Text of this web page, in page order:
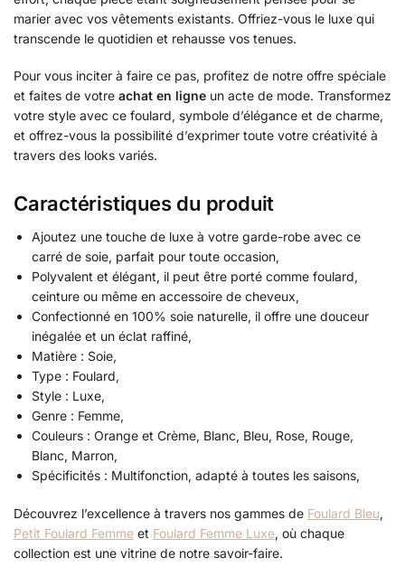
marier avec vos vêtements existants. Offriez-vous le luxe qui
transcende le quotidien et rehausse vos tenues.
Pour vous inciter à faire ce pas, profitez de notre offre spéciale
et faites de votre achat en ligne un acte de mode. Transformez
votre style avec ce foulard, symbole d’élégance et de charme,
et offrez-vous la possibilité d’exprimer toute votre créativité à
travers des looks variés.
Caractéristiques du produit
Ajoutez une touche de luxe à votre garde-robe avec ce
carré de soie, parfait pour toute occasion,
Polyvalent et élégant, il peut être porté comme foulard,
ceinture ou même en accessoire de cheveux,
Confectionné en 100% soie naturelle, il offre une douceur
inégalée et un éclat raffiné,
Matière : Soie,
Type : Foulard,
Style : Luxe,
Genre : Femme,
Couleurs : Orange et Crème, Blanc, Bleu, Rose, Rouge,
Blanc, Marron,
Spécificités : Multifonction, adapté à toutes les saisons,
Découvrez l’excellence à travers nos gammes de Foulard Bleu,
Petit Foulard Femme et Foulard Femme Luxe, où chaque
collection est une vitrine de notre savoir-faire.